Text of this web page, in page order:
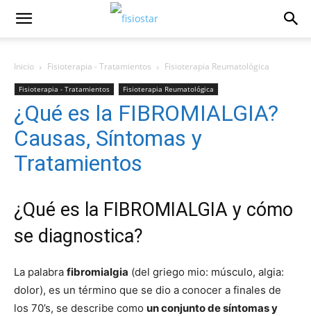
Inicio Fisioterapia - Tratamientos Fisioterapia Reumatológica
Fisioterapia - Tratamientos Fisioterapia Reumatológica
¿Qué es la FIBROMIALGIA?
Causas, Síntomas y
Tratamientos
¿Qué es la FIBROMIALGIA y cómo
se diagnostica?
La palabra fibromialgia (del griego mio: músculo, algia:
dolor), es un término que se dio a conocer a finales de
los 70’s, se describe como un conjunto de síntomas y